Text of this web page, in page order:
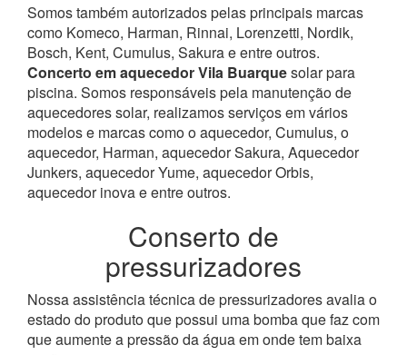
Somos também autorizados pelas principais marcas
como Komeco, Harman, Rinnai, Lorenzetti, Nordik,
Bosch, Kent, Cumulus, Sakura e entre outros.
Concerto em aquecedor Vila Buarquesolar para
piscina. Somos responsáveis pela manutenção de
aquecedores solar, realizamos serviços em vários
modelos e marcas como o aquecedor, Cumulus, o
aquecedor, Harman, aquecedor Sakura, Aquecedor
Junkers, aquecedor Yume, aquecedor Orbis,
aquecedor inova e entre outros.
Conserto de
pressurizadores
Nossa assistência técnica de pressurizadores avalia o
estado do produto que possui uma bomba que faz com
que aumente a pressão da água em onde tem baixa